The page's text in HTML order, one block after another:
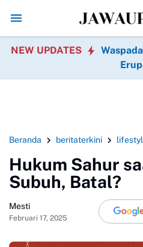
Promo Hari jadi
NEW UPDATES
Beranda beritaterkini
Hukum Sahur
Subuh, Batal?
Mesti
Februari 17, 2025